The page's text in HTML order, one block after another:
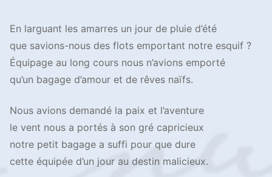
En larguant les amarres un jour de pluie d’été
que savions-nous des flots emportant notre esquif ?
Équipage au long cours nous n’avions emporté
qu’un bagage d’amour et de rêves naïfs.
Nous avions demandé la paix et l’aventure
le vent nous a portés à son gré capricieux
notre petit bagage a suffi pour que dure
cette équipée d’un jour au destin malicieux.